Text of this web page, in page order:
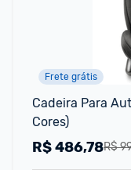
Frete grátis
Cadeira Para
Cores)
R$
R$486,78